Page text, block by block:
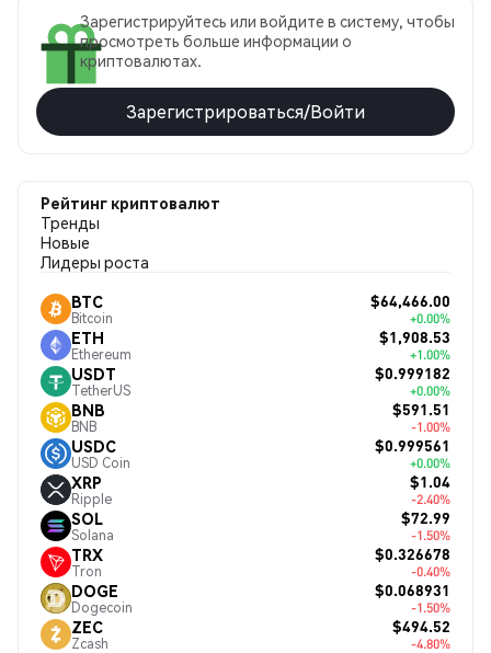
Зарегистрируйтесь или войдите в систему, чтобы
просмотреть больше информации о
криптовалютах.
Зарегистрироваться/Войти
Рейтинг криптовалют
Тренды
Новые
Лидеры роста
BTC
Bitcoin
$64,466.00
+0.00%
ETH
Ethereum
$1,908.53
+1.00%
USDT
TetherUS
$0.999182
+0.00%
BNB
BNB
$591.51
-1.00%
USDC
USD Coin
$0.999561
+0.00%
XRP
Ripple
$1.04
-2.40%
SOL
Solana
$72.99
-1.50%
TRX
Tron
$0.326678
-0.40%
DOGE
Dogecoin
$0.068931
-1.50%
ZEC
Zcash
$494.52
-4.80%